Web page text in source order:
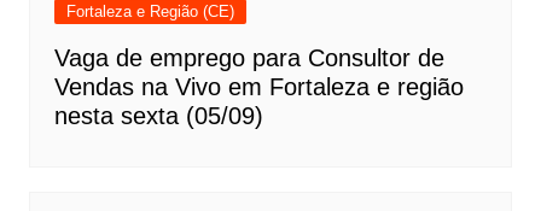
Fortaleza e Região (CE)
Vaga de emprego para Consultor de
Vendas na Vivo em Fortaleza e região
nesta sexta (05/09)